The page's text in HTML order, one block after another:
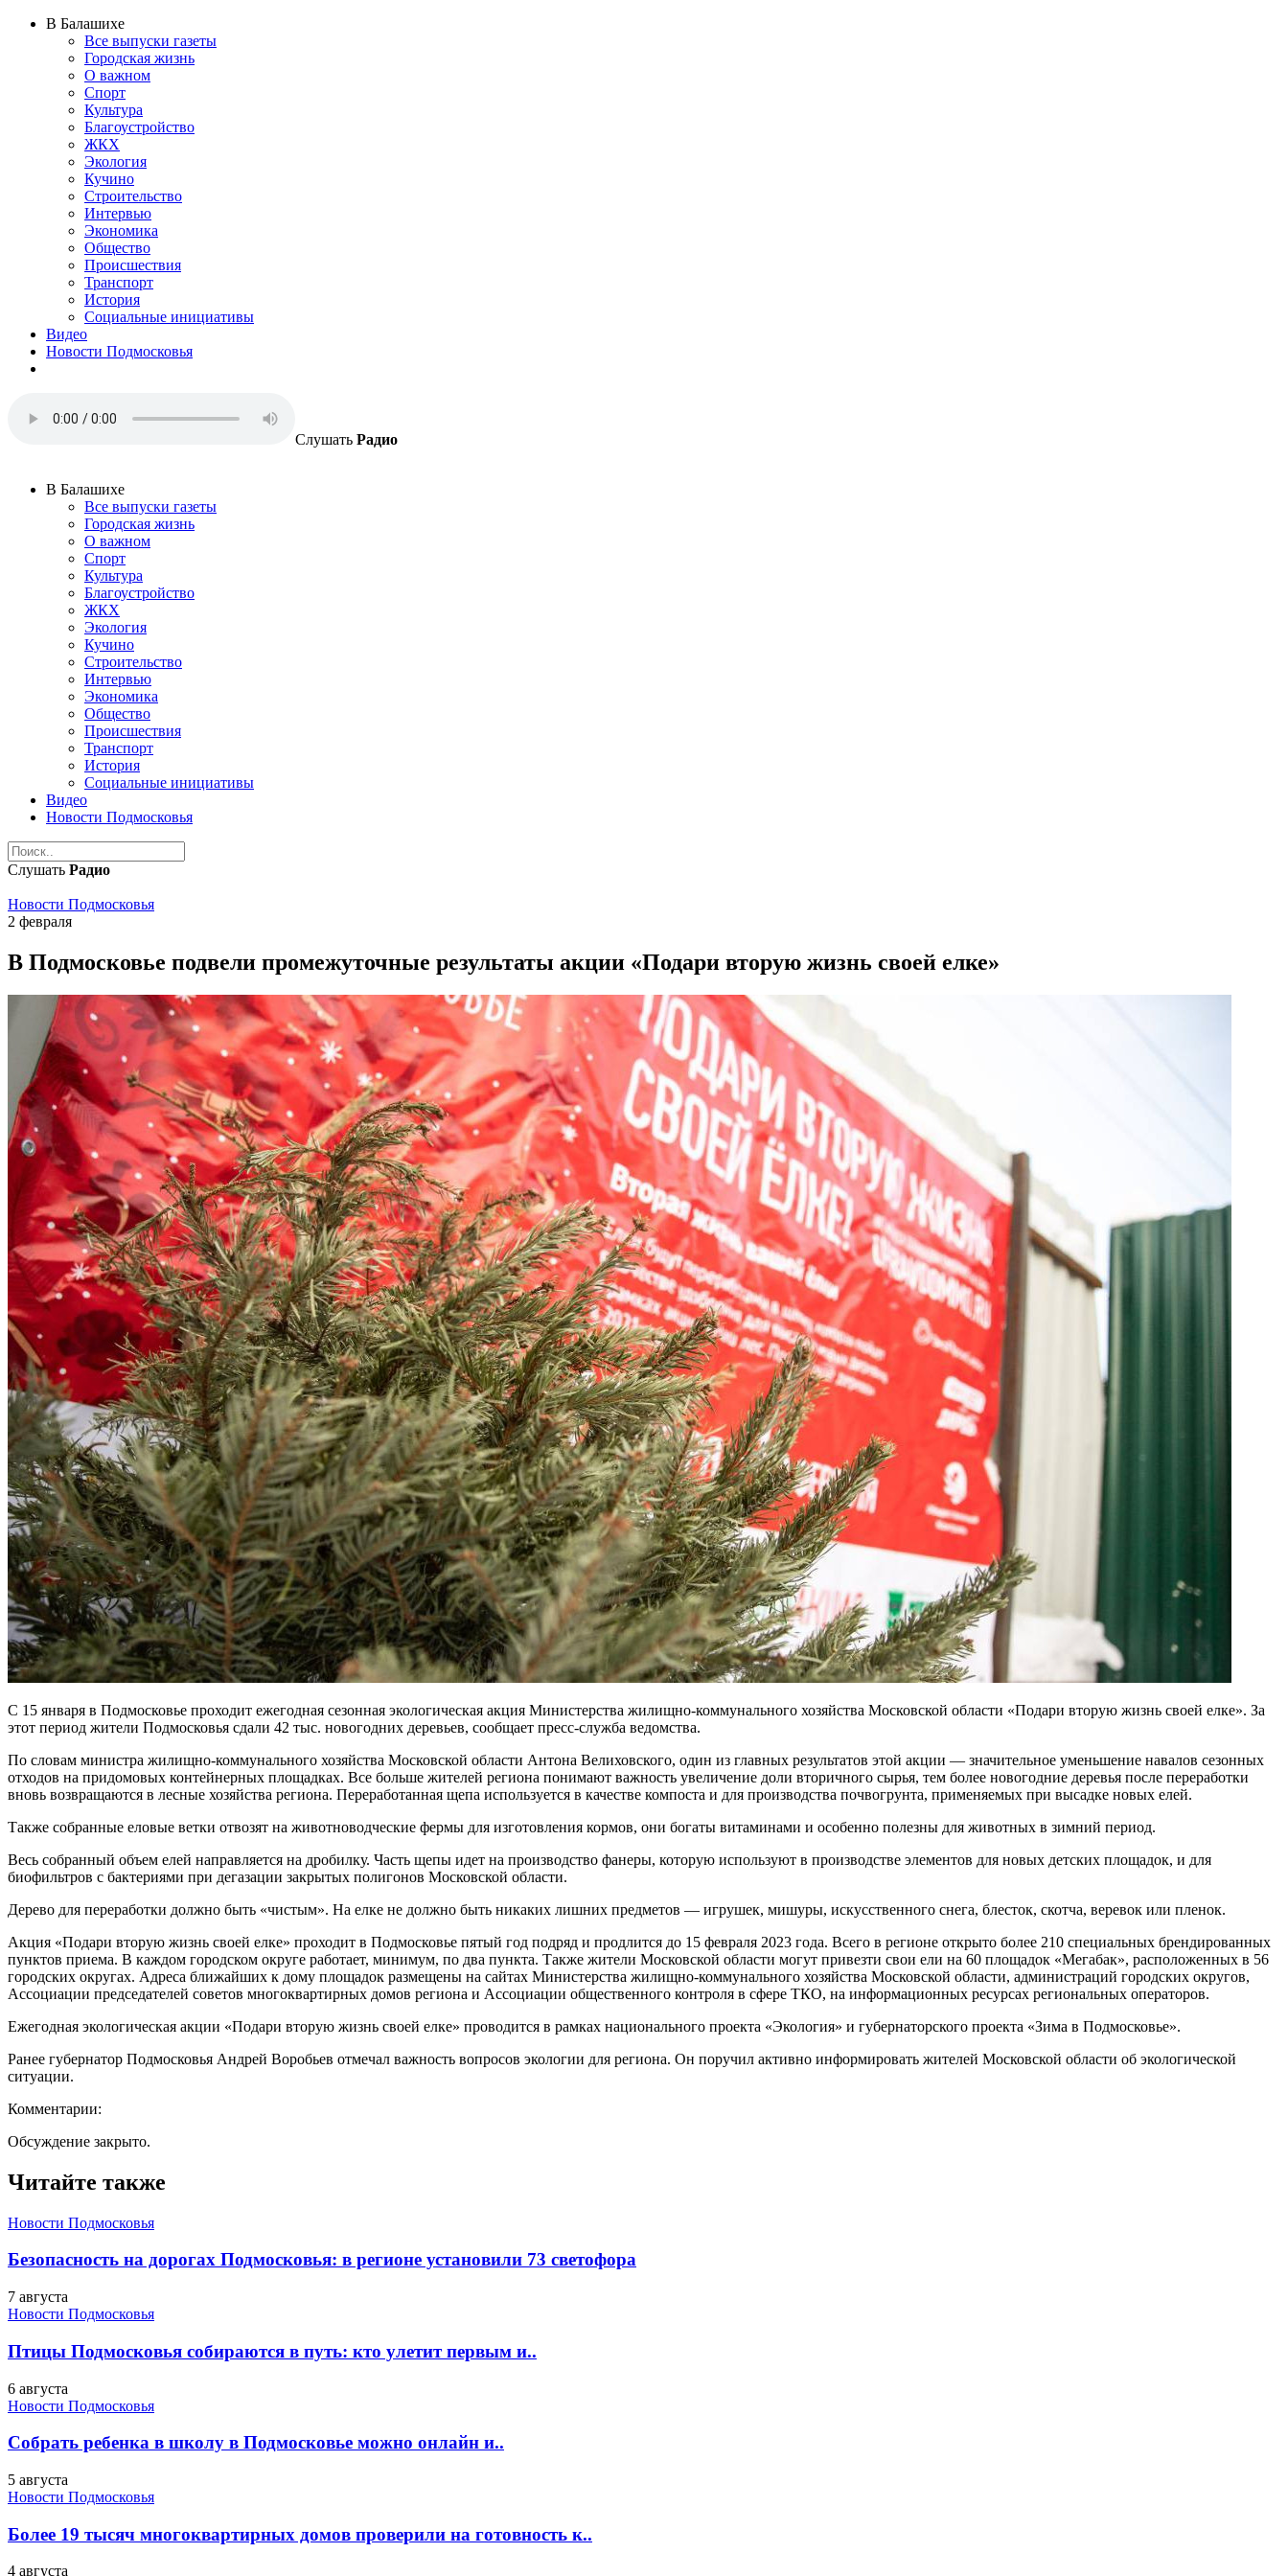
В Балашихе
Все выпуски газеты
Городская жизнь
О важном
Спорт
Культура
Благоустройство
ЖКХ
Экология
Кучино
Строительство
Интервью
Экономика
Общество
Происшествия
Транспорт
История
Социальные инициативы
Видео
Новости Подмосковья
Слушать Радио
В Балашихе
Все выпуски газеты
Городская жизнь
О важном
Спорт
Культура
Благоустройство
ЖКХ
Экология
Кучино
Строительство
Интервью
Экономика
Общество
Происшествия
Транспорт
История
Социальные инициативы
Видео
Новости Подмосковья
Слушать Радио
Новости Подмосковья
2 февраля
В Подмосковье подвели промежуточные результаты акции «Подари вторую жизнь своей елке»
С 15 января в Подмосковье проходит ежегодная сезонная экологическая акция Министерства жилищно-коммунального хозяйства Московской области «Подари вторую жизнь своей елке». За
этот период жители Подмосковья сдали 42 тыс. новогодних деревьев, сообщает пресс-служба ведомства.
По словам министра жилищно-коммунального хозяйства Московской области Антона Велиховского, один из главных результатов этой акции — значительное уменьшение навалов сезонных
отходов на придомовых контейнерных площадках. Все больше жителей региона понимают важность увеличение доли вторичного сырья, тем более новогодние деревья после переработки
вновь возвращаются в лесные хозяйства региона. Переработанная щепа используется в качестве компоста и для производства почвогрунта, применяемых при высадке новых елей.
Также собранные еловые ветки отвозят на животноводческие фермы для изготовления кормов, они богаты витаминами и особенно полезны для животных в зимний период.
Весь собранный объем елей направляется на дробилку. Часть щепы идет на производство фанеры, которую используют в производстве элементов для новых детских площадок, и для
биофильтров с бактериями при дегазации закрытых полигонов Московской области.
Дерево для переработки должно быть «чистым». На елке не должно быть никаких лишних предметов — игрушек, мишуры, искусственного снега, блесток, скотча, веревок или пленок.
Акция «Подари вторую жизнь своей елке» проходит в Подмосковье пятый год подряд и продлится до 15 февраля 2023 года. Всего в регионе открыто более 210 специальных брендированных
пунктов приема. В каждом городском округе работает, минимум, по два пункта. Также жители Московской области могут привезти свои ели на 60 площадок «Мегабак», расположенных в 56
городских округах. Адреса ближайших к дому площадок размещены на сайтах Министерства жилищно-коммунального хозяйства Московской области, администраций городских округов,
Ассоциации председателей советов многоквартирных домов региона и Ассоциации общественного контроля в сфере ТКО, на информационных ресурсах региональных операторов.
Ежегодная экологическая акции «Подари вторую жизнь своей елке» проводится в рамках национального проекта «Экология» и губернаторского проекта «Зима в Подмосковье».
Ранее губернатор Подмосковья Андрей Воробьев отмечал важность вопросов экологии для региона. Он поручил активно информировать жителей Московской области об экологической
ситуации.
Комментарии:
Обсуждение закрыто.
Читайте также
Новости Подмосковья
Безопасность на дорогах Подмосковья: в регионе установили 73 светофора
7 августа
Новости Подмосковья
Птицы Подмосковья собираются в путь: кто улетит первым и..
6 августа
Новости Подмосковья
Собрать ребенка в школу в Подмосковье можно онлайн и..
5 августа
Новости Подмосковья
Более 19 тысяч многоквартирных домов проверили на готовность к..
4 августа